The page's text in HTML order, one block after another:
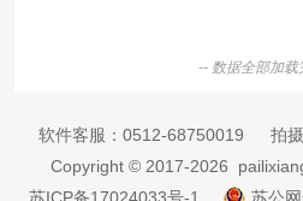
-- 数据全部加载
软件客服： 0512-68750019 拍
Copyright © 2017-2026
苏ICP备17024033号-1
苏公